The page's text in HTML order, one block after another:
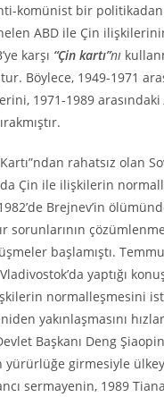
komünist bir
ABD ile Çin
karşı “Çin kartı”nı
Böylece, 1949-1971
1971-1989 arasındaki
Kartı”ndan rahatsız olan
Çin ile ilişkilerin
Brejnev’in
sorunlarının
başlamıştı.
yaptığı
normalleşmesini
yakınlaşmasını
Başkanı Deng
yürürlüğe girmesiyle
sermayenin, 1989